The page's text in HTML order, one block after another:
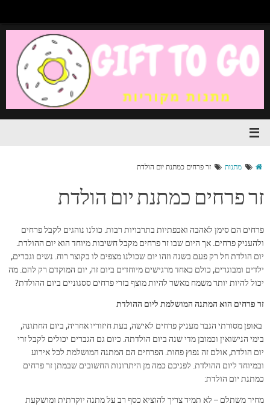
מתנות זר פרחים כמתנת יום הולדת
זר פרחים כמתנת יום הולדת
פרחים הם סימן לאהבה ואכפתיות בתרבויות רבות. כולנו נוהגים לקבל פרחים
ולהעניק פרחים. אך היום שבו זר פרחים מקבל חשיבות מיוחד הוא יום ההולדת.
יום הולדת חל רק פעם בשנה וזהו יום שכולנו מצפים לו בקוצר רוח. נשים וגברים,
ילדים ומבוגרים, כולם כאחד מרגישים מיוחדים ביום זה, יום המוקדם רק להם. מה
יכול להיות יותר משמח מאשר להיות מוצף בזרי פרחים ססגוניים ביום ההולדת?
זר פרחים הוא המתנה המושלמת ליום ההולדת
באופן מסורתי הגבר מעניק פרחים לאישה, בעת חיזוריו אחריה, ביום החתונה,
בימי הנישואין וכמובן מדי שנה ביום הולדתה. כיום גם הגברים יכולים לקבל זרי
יום הולדת, אולם זה נפוץ פחות. הפרחים הם המתנה המושלמת לכל אירוע
ובמיוחד ליום ההולדת. לפניכם כמה מן היתרונות החשובים שבמתן זר פרחים
כמתנת יום הולדת:
מחיר משתלם – לא תמיד צריך להוציא כסף רב על מתנה יוקרתית ומושקעת